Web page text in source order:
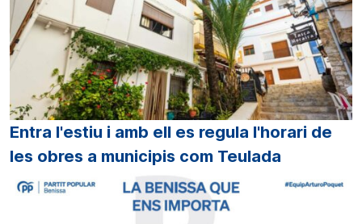
Entra l'estiu i amb ell es regula l'horari de
les obres a municipis com Teulada